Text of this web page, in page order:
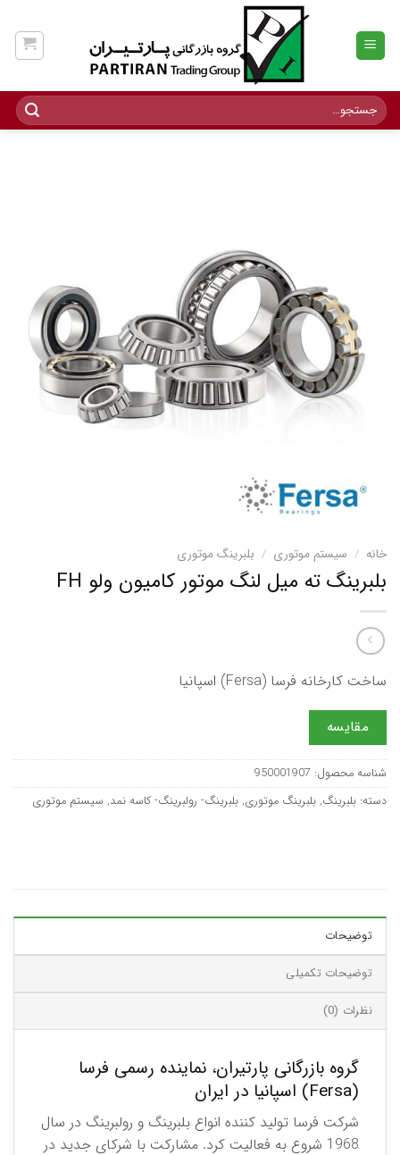
content
جستجو
برای:
خانه / سیستم موتوری / بلبرینگ موتوری
بلبرینگ ته میل لنگ موتور کامیون ولو FH
ساخت کارخانه فرسا (Fersa) اسپانیا
مقایسه
شناسه محصول: 950001907
دسته: بلبرینگ, بلبرینگ موتوری, بلبرینگ- رولبرینگ- کاسه نمد, سیستم موتوری
توضیحات
توضیحات تکمیلی
نظرات (0)
گروه بازرگانی پارتیران، نماینده رسمی فرسا
(Fersa) اسپانیا در ایران
شرکت فرسا تولید کننده انواع بلبرینگ و رولبرینگ در سال
1968 شروع به فعالیت کرد. مشارکت با شرکای جدید در